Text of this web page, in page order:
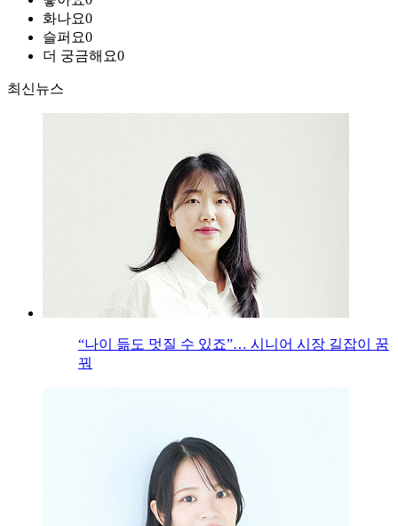
화나요0
슬퍼요0
더 궁금해요0
최신뉴스
“나이 듦도 멋질 수 있죠”… 시니어 시장 길잡이 꿈
꿔